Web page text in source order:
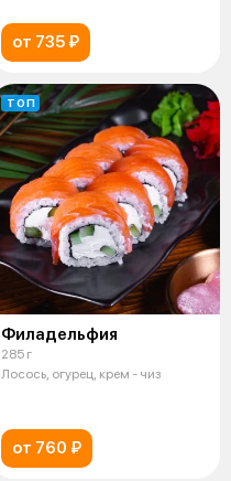
от 735 ₽
ТОП
Филадельфия
285 г
Лосось, огурец, крем - чиз
от 760 ₽